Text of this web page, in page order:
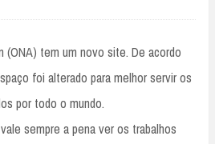
(ONA) tem um novo site. De acordo
foi alterado para melhor servir os
por todo o mundo.
sempre a pena ver os trabalhos